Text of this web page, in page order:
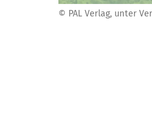
© PAL Verlag, unter